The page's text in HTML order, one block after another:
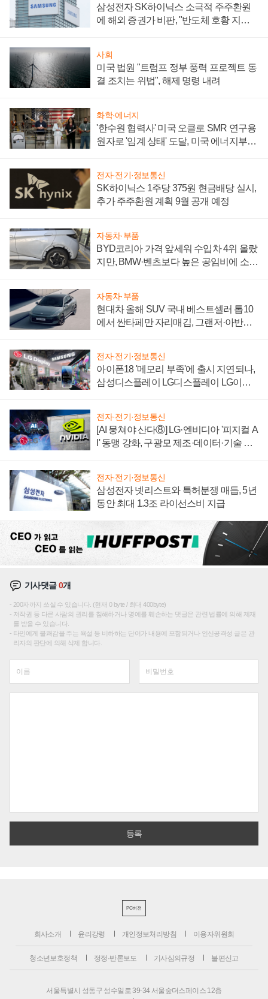
삼성전자 SK하이닉스 소극적 주주환원
에 해외 증권가 비판, "반도체 호황 지속
사회
미국 법원 "트럼프 정부 풍력 프로젝트 동
결 조치는 위법", 해제 명령 내려
화학·에너지
'한수원 협력사' 미국 오클로 SMR 연구용
원자로 '임계 상태' 도달, 미국 에너지부
전자·전기·정보통신
SK하이닉스 1주당 375원 현금배당 실시,
추가 주주환원 계획 9월 공개 예정
자동차·부품
BYD코리아 가격 앞세워 수입차 4위 올랐
지만, BMW·벤츠보다 높은 공임비에 소비
자동차·부품
현대차 올해 SUV 국내 베스트셀러 톱10
에서 싼타페만 자리매김, 그랜저·아반떼
전자·전기·정보통신
아이폰18 '메모리 부족'에 출시 지연되나,
삼성디스플레이 LG디스플레이 LG이노
전자·전기·정보통신
[AI 뭉쳐야 산다⑧] LG·엔비디아 '피지컬 A
I' 동맹 강화, 구광모 제조·데이터·기술 결
전자·전기·정보통신
삼성전자 넷리스트와 특허분쟁 매듭, 5년
동안 최대 1.3조 라이선스비 지급
기사댓글0개
200자까지 쓰실 수 있습니다. (현재 0 byte / 최대 400byte)
저작권 등 다른 사람의 권리를 침해하거나 명예를 훼손하는 댓글은 관련 법률에 의해 제재
를 받을 수 있습니다.
타인에게 불쾌감을 주는 욕설 등 비하하는 단어가 내용에 포함되거나 인신공격성 글은 관
리자의 판단에 의해 삭제 합니다.
PC버전
회사소개 윤리강령 개인정보처리방침 이용자위원회
청소년보호정책 정정·반론보도 기사심의규정 불편신고
서울특별시 성동구 성수일로 39-34 서울숲더스페이스 12층